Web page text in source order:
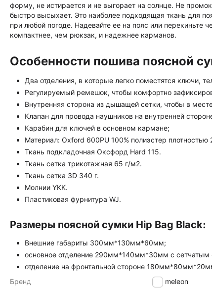
форму, не истирается и не выгорает на солнце. Не
быстро высыхает. Это наиболее подходящая ткань для
при любой погоде. Надевайте ее на пояс или перекиньте
компактнее, чем рюкзак, и надежнее карманов.
Особенности пошива поясной
Два отделения, в которые легко поместятся ключи,
Регулируемый ремешок, чтобы комфортно
Внутренняя сторона из дышащей сетки, чтобы в
Клапан для провода наушников на внутренней
Карабин для ключей в основном кармане;
Материал: Oxford 600PU 100% полиэстер плотностью
Ткань подкладочная Оксфорд Hard 115.
Ткань сетка трикотажная 65 г/м2.
Ткань сетка 3D 340 г.
Молнии YKK.
Пластиковая фурнитура WJ.
Размеры поясной сумки Hip Bag Black:
Внешние габариты 300мм*130мм*60мм;
основное отделение 290мм*140мм*30мм с
отделение на фронтальной стороне
Бренд
Chameleon